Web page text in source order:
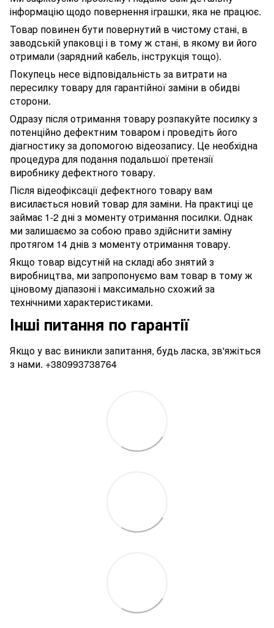
інформацію щодо повернення іграшки, яка не працює.
Товар повинен бути повернутий в чистому стані, в
заводській упаковці і в тому ж стані, в якому ви його
отримали (зарядний кабель, інструкція тощо).
Покупець несе відповідальність за витрати на
пересилку товару для гарантійної заміни в обидві
сторони.
Одразу після отримання товару розпакуйте посилку з
потенційно дефектним товаром і проведіть його
діагностику за допомогою відеозапису. Це необхідна
процедура для подання подальшої претензії
виробнику дефектного товару.
Після відеофіксації дефектного товару вам
висилається новий товар для заміни. На практиці це
займає 1-2 дні з моменту отримання посилки. Однак
ми залишаємо за собою право здійснити заміну
протягом 14 днів з моменту отримання товару.
Якщо товар відсутній на складі або знятий з
виробництва, ми запропонуємо вам товар в тому ж
ціновому діапазоні і максимально схожий за
технічними характеристиками.
Інші питання по гарантії
Якщо у вас виникли запитання, будь ласка, зв'яжіться
з нами. +380993738764